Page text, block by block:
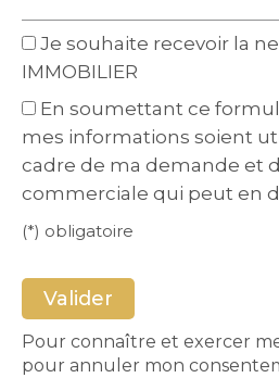
Je souhaite recevoir la
IMMOBILIER
En soumettant ce
mes informations soient
cadre de ma demande et
commerciale qui peut en
(*) obligatoire
Pour connaître et exercer
pour annuler mon